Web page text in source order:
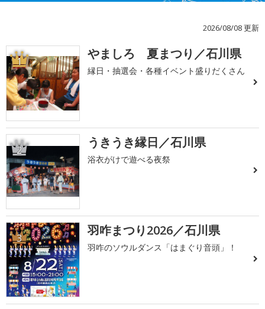
2026/08/08 更新
1 やましろ 夏まつり／石川県
縁日・抽選会・各種イベント盛りだくさん
2 うきうき縁日／石川県
浴衣がけで遊べる夜祭
3 羽咋まつり2026／石川県
羽咋のソウルダンス「はまぐり音頭」！